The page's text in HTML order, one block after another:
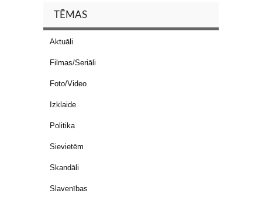
TĒMAS
Aktuāli
Filmas/Seriāli
Foto/Video
Izklaide
Politika
Sievietēm
Skandāli
Slavenības